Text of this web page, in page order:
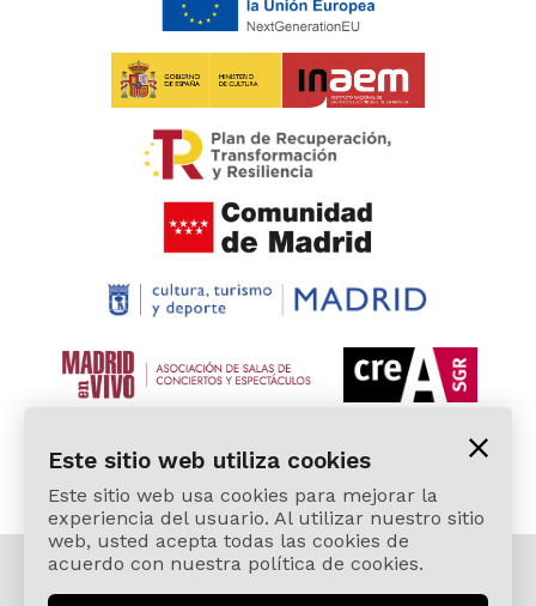
© 2026 Cardamomo Flamenco Madrid - Todos los
derechos reservados.
Este sitio web utiliza cookies
Este sitio web usa cookies para mejorar la
experiencia del usuario. Al utilizar nuestro sitio
web, usted acepta todas las cookies de
acuerdo con nuestra política de cookies.